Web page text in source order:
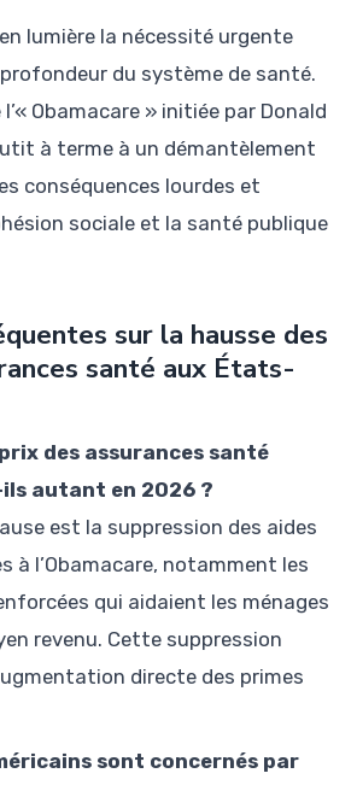
lumière la nécessité urgente
du système de santé.
Obamacare » initiée par Donald
à terme à un démantèlement
conséquences lourdes et
sociale et la santé publique
sur la hausse des
santé aux États-
des assurances santé
autant en 2026 ?
est la suppression des aides
à l’Obamacare, notamment les
qui aidaient les ménages
revenu. Cette suppression
directe des primes
sont concernés par